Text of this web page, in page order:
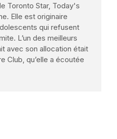
Toronto Star, Today's
Elle est originaire
qui refusent
L’un des meilleurs
avec son allocation était
Club, qu’elle a écoutée